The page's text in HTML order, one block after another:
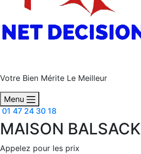
Votre Bien Mérite Le Meilleur
Menu
01 47 24 30 18
MAISON BALSACK
Appelez pour les prix